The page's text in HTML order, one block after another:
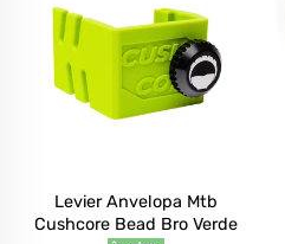
Levier Anvelopa Mtb
Cushcore Bead Bro Verde